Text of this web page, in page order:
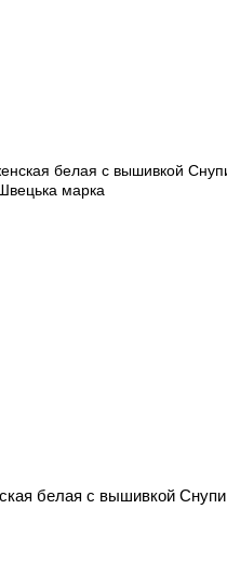
белая с вышивкой Снупи